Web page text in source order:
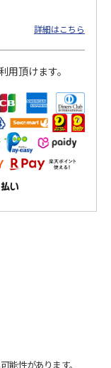
詳細はこちら
用頂けます。
性があります。